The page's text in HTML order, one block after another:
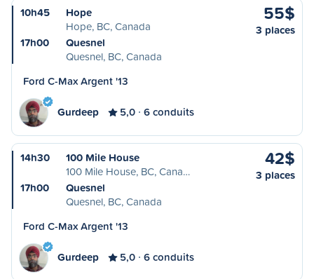
10h45
Hope
Hope, BC, Canada
17h00
Quesnel
Quesnel, BC, Canada
55$
3 places
Ford C-Max Argent '13
Gurdeep 5,0 6 conduits
14h30
100 Mile House
100 Mile House, BC, Cana…
17h00
Quesnel
Quesnel, BC, Canada
42$
3 places
Ford C-Max Argent '13
Gurdeep 5,0 6 conduits